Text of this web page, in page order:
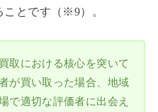
ことです（※9）。
取における核心を突いて
が買い取った場合、地域
で適切な評価者に出会え